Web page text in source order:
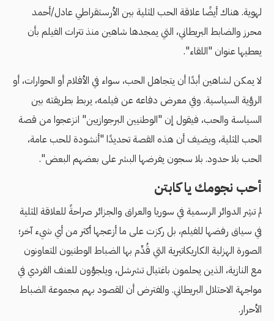
لهوية. هناك أيضًا علاقة الحب المثلية بين الأرستقراطي عادل/أحمد
محرز والضابط البريطاني، التي يمجدها شاهين منذ تترات الفيلم بأن
يعطيها عنوان "اللقاء".
لا يمكن لشاهين أبدًا أن يتجاهل الحب، سواء في الأفلام أو الحوارات، أو
الرؤية السياسية. وفي معرض دفاعه عن فيلمه، يربط بطريقته بين
السياسة والحب، فيقول إن "الوطنيين البرجوازيين" انزعجوا من قصة
الحب المثلية، ويضيف أن هذه القصة تحديدًا "أنشودة للحب عامة،
الحب بلا حدود. بلا سجون يفرضها البشر على بعضهم البعض".
أحب نجومك يا كابتن
لم تشِر الدوائر الرسمية في سوريا والعراق والجزائر صراحةً للعلاقة المثلية
في سياق رفضها للفيلم، بل ركزت على ما أزعجها أكثر من أي شيء آخر؛
الصورة الهزلية الكاريكاتيرية التي قُدِّم بها الضباط الوطنيون المتعاونون
مع النازية، الذين يحلمون باغتيال تشرشل، ويلجؤون للعنف الفردي في
مواجهة الاحتلال البريطاني. والمفترض أن المقصود بهم مجموعة الضباط
الأحرار.